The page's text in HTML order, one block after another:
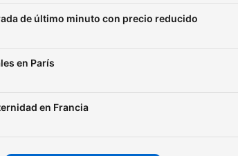
auténtica visita para
sus códigos y su cultura, y
domingo en los programas
de último minuto con precio reducido
en París
en Francia